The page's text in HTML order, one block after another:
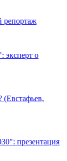
репортаж
эксперт о
(Евстафьев,
презентация